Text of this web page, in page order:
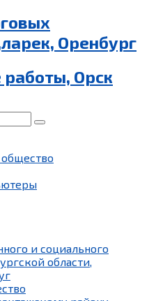
Оренбург
Орск
общество
и социального
области,